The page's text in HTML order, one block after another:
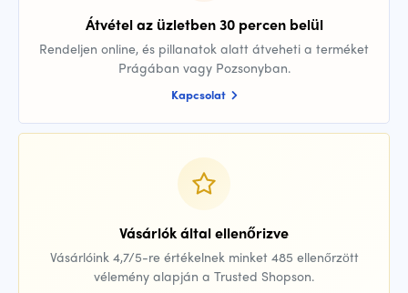
Átvétel az üzletben 30 percen belül
Rendeljen online, és pillanatok alatt átveheti a terméket
Prágában vagy Pozsonyban.
Kapcsolat
Vásárlók által ellenőrizve
Vásárlóink 4,7/5-re értékelnek minket 485 ellenőrzött
vélemény alapján a Trusted Shopson.